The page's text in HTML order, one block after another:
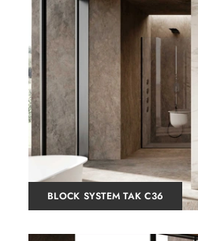
BLOCK SYSTEM TAK C36